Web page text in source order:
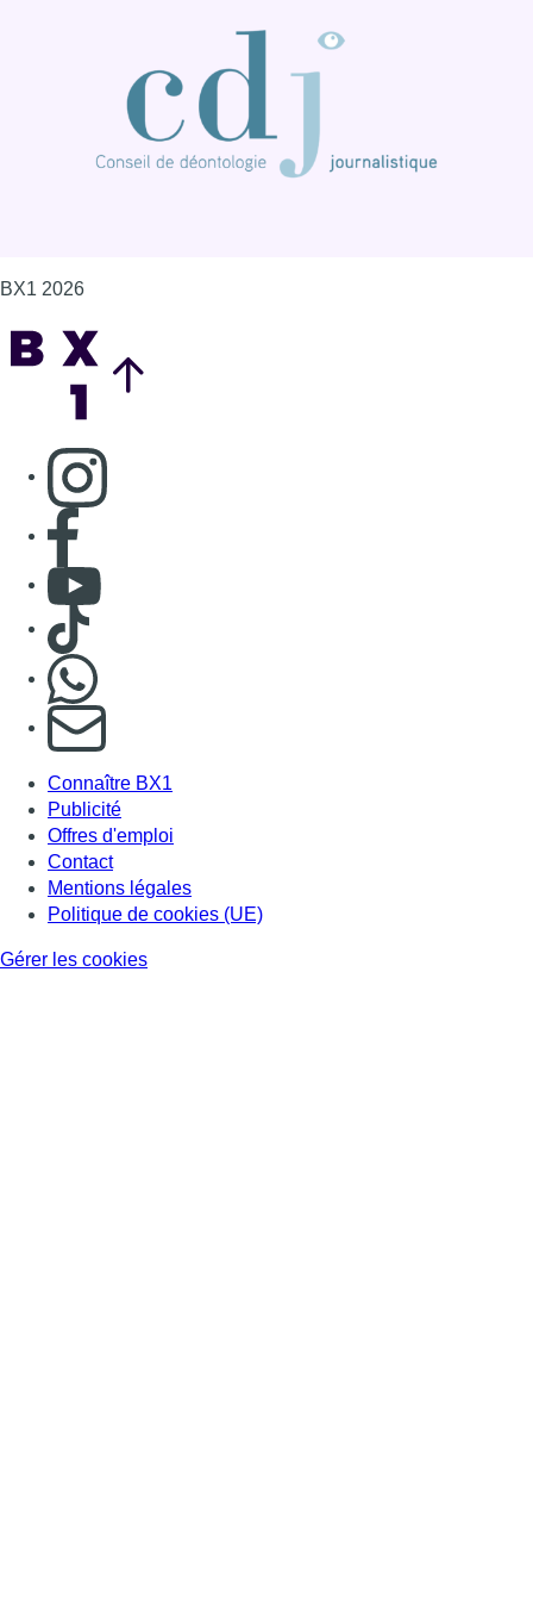
BX1 2026
Consulter page Instagram
Consulter page Facebook
Consulter Youtube
Consulter TikTok
S'abonner à notre newsletter
Connaître BX1
Publicité
Offres d'emploi
Contact
Mentions légales
Politique de cookies (UE)
Gérer les cookies